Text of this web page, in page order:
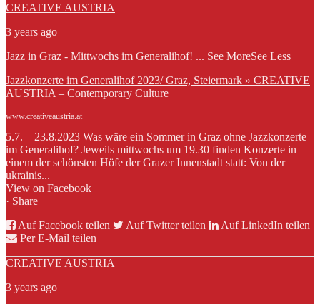
CREATIVE AUSTRIA
3 years ago
Jazz in Graz - Mittwochs im Generalihof! ... See MoreSee Less
Jazzkonzerte im Generalihof 2023/ Graz, Steiermark » CREATIVE
AUSTRIA – Contemporary Culture
www.creativeaustria.at
5.7. – 23.8.2023 Was wäre ein Sommer in Graz ohne Jazzkonzerte
im Generalihof? Jeweils mittwochs um 19.30 finden Konzerte in
einem der schönsten Höfe der Grazer Innenstadt statt: Von der
ukrainis...
View on Facebook
· Share
Auf Facebook teilen
Auf Twitter teilen
Auf LinkedIn teilen
Per E-Mail teilen
CREATIVE AUSTRIA
3 years ago